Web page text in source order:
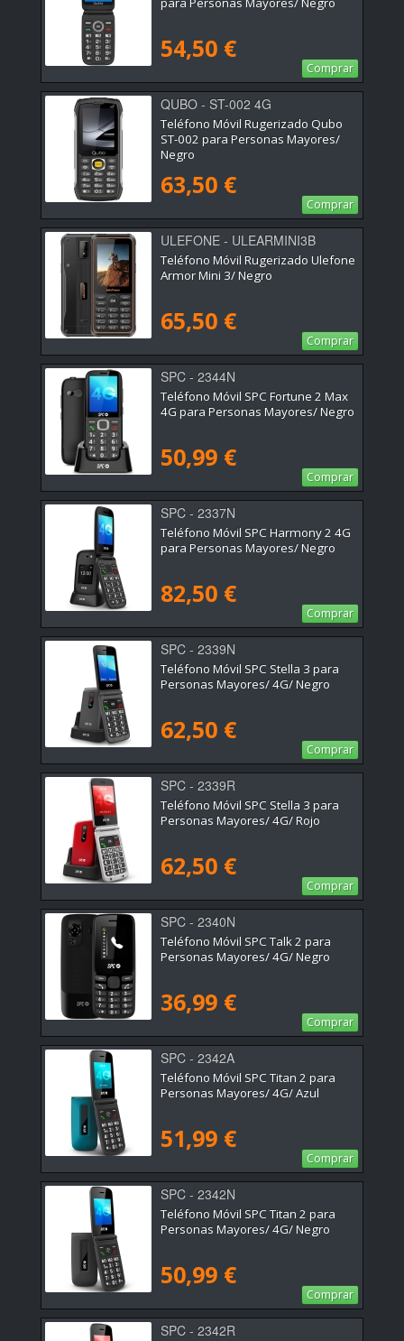
54,50 €
Comprar
QUBO - ST-002 4G
Teléfono Móvil Rugerizado Qubo
ST-002 para Personas Mayores/
Negro
63,50 €
Comprar
ULEFONE - ULEARMINI3B
Teléfono Móvil Rugerizado Ulefone
Armor Mini 3/ Negro
65,50 €
Comprar
SPC - 2344N
Teléfono Móvil SPC Fortune 2 Max
4G para Personas Mayores/ Negro
50,99 €
Comprar
SPC - 2337N
Teléfono Móvil SPC Harmony 2 4G
para Personas Mayores/ Negro
82,50 €
Comprar
SPC - 2339N
Teléfono Móvil SPC Stella 3 para
Personas Mayores/ 4G/ Negro
62,50 €
Comprar
SPC - 2339R
Teléfono Móvil SPC Stella 3 para
Personas Mayores/ 4G/ Rojo
62,50 €
Comprar
SPC - 2340N
Teléfono Móvil SPC Talk 2 para
Personas Mayores/ 4G/ Negro
36,99 €
Comprar
SPC - 2342A
Teléfono Móvil SPC Titan 2 para
Personas Mayores/ 4G/ Azul
51,99 €
Comprar
SPC - 2342N
Teléfono Móvil SPC Titan 2 para
Personas Mayores/ 4G/ Negro
50,99 €
Comprar
SPC - 2342R